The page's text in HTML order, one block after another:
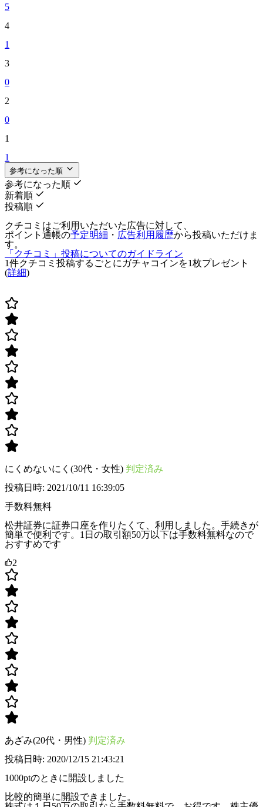
5
4
1
3
0
2
0
1
1
参考になった順
参考になった順
新着順
投稿順
クチコミはご利用いただいた広告に対して、
ポイント通帳の予定明細 ・ 広告利用履歴から投稿いただけま
す。
「クチコミ」投稿についてのガイドライン
1件クチコミ投稿するごとに ガチャコインを1枚プレゼント
(詳細)
にくめないにく(30代・女性) 判定済み
投稿日時: 2021/10/11 16:39:05
手数料無料
松井証券に証券口座を作りたくて、利用しました。手続きが
簡単で便利です。1日の取引額50万以下は手数料無料なので
おすすめです
2
あざみ(20代・男性) 判定済み
投稿日時: 2020/12/15 21:43:21
1000ptのときに開設しました
比較的簡単に開設できました。